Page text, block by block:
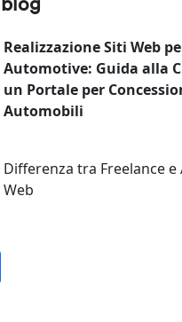
Realizzazione Siti Web
Automotive: Guida alla
un Portale per
Automobili
Differenza tra Freelance e
Web